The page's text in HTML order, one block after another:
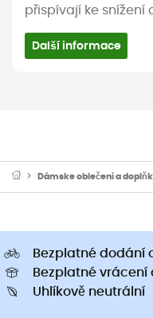
přispívají ke snížení
Další informace
Dámske oblečeni a
Bezplatné dodání
Bezplatné vrácení
Uhlíkově neutrální